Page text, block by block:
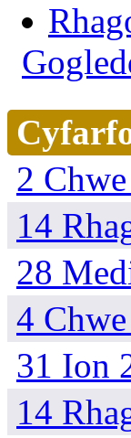
2
14
28
4
31 Ion
14